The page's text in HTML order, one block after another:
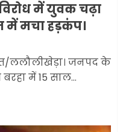
में युवक चढ़ा
में मचा हड़कंप।
ललौलीखेड़ा। जनपद के
में 15 साल...